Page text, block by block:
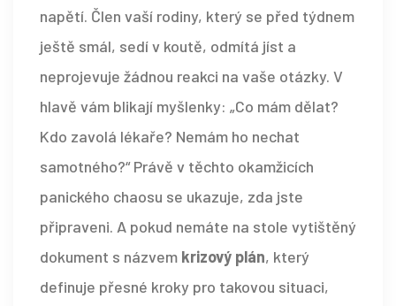
napětí. Člen vaší rodiny, který se před týdnem
ještě smál, sedí v koutě, odmítá jíst a
neprojevuje žádnou reakci na vaše otázky. V
hlavě vám blikají myšlenky: „Co mám dělat?
Kdo zavolá lékaře? Nemám ho nechat
samotného?“ Právě v těchto okamžicích
panického chaosu se ukazuje, zda jste
připraveni. A pokud nemáte na stole vytištěný
dokument s názvem krizový plán, který
definuje přesné kroky pro takovou situaci,